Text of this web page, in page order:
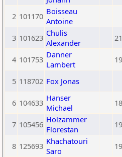
2 101170 Boisseau
Antoine
3 101623 Chulis
Alexander
4 101753 Danner
Lambert
5 118702 Fox Jonas
6 104633 Hanser
Michael
7 105456 Holzammer
Florestan
8 125693 Khachatouri
Saro